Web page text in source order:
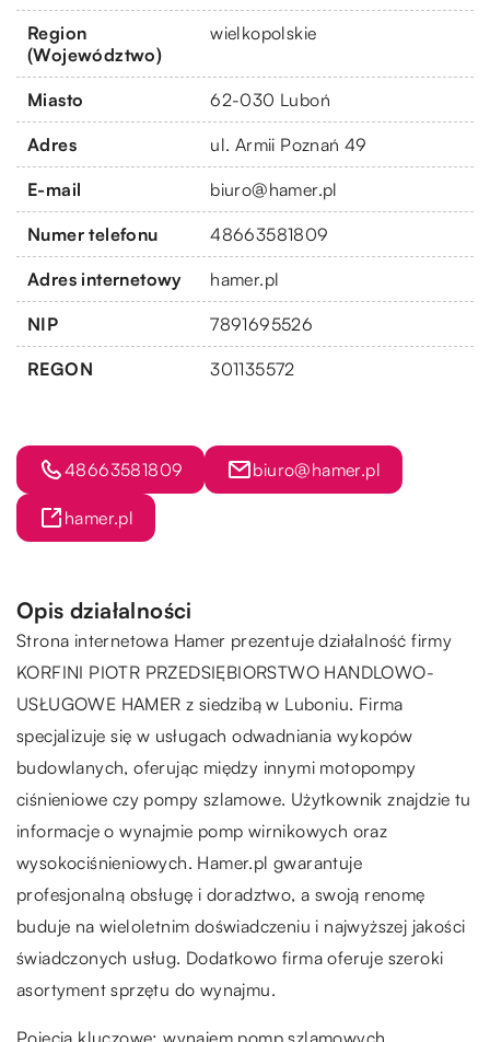
Region
(Województwo)
wielkopolskie
Miasto 62-030 Luboń
Adres ul. Armii Poznań 49
E-mail biuro@hamer.pl
Numer telefonu 48663581809
Adres internetowy hamer.pl
NIP 7891695526
REGON 301135572
48663581809 biuro@hamer.pl
hamer.pl
Opis działalności
Strona internetowa Hamer prezentuje działalność firmy
KORFINI PIOTR PRZEDSIĘBIORSTWO HANDLOWO-
USŁUGOWE HAMER z siedzibą w Luboniu. Firma
specjalizuje się w usługach odwadniania wykopów
budowlanych, oferując między innymi motopompy
ciśnieniowe czy pompy szlamowe. Użytkownik znajdzie tu
informacje o wynajmie pomp wirnikowych oraz
wysokociśnieniowych. Hamer.pl gwarantuje
profesjonalną obsługę i doradztwo, a swoją renomę
buduje na wieloletnim doświadczeniu i najwyższej jakości
świadczonych usług. Dodatkowo firma oferuje szeroki
asortyment sprzętu do wynajmu.
Pojęcia kluczowe: wynajem pomp szlamowych,